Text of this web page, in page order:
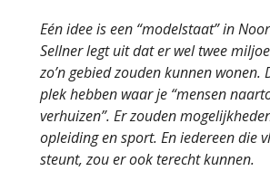
Eén idee is een “modelstaat” in
Sellner legt uit dat er wel twee
zo’n gebied zouden kunnen wonen.
plek hebben waar je “mensen
verhuizen”. Er zouden
opleiding en sport. En iedereen die
steunt, zou er ook terecht kunnen.